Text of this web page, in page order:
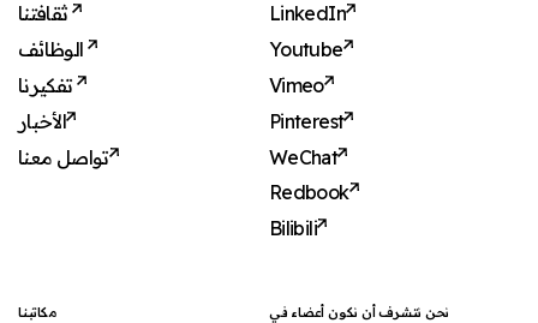
الأخبار
تواصل معنا
LinkedIn
Youtube
Vimeo
Pinterest
WeChat
Redbook
Bilibili
مكاتبنا نحن نتشرف أن نكون أعضاء في